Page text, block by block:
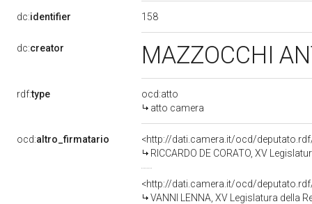
dc:identifier 158
dc:creator MAZZOCCHI
rdf:type
ocd:atto
atto camera
ocd:altro_firmatario
<http://dati.camera.it/ocd/
RICCARDO DE CORATO, XV
<http://dati.camera.it/ocd/
VANNI LENNA, XV Legislatura della